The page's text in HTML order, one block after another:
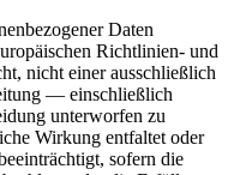
Daten
Richtlinien- und
nicht einer ausschließlich
— einschließlich
unterworfen zu
Wirkung entfaltet oder
sofern die